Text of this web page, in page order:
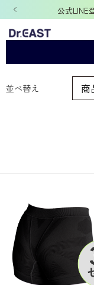
公式LINE
セット
並べ替え